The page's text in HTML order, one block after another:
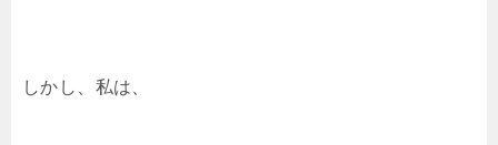
しかし、私は、